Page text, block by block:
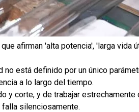
afirman 'alta potencia', 'larga vida
está definido por un único
a lo largo del tiempo.
y corte, y de trabajar
falla silenciosamente.